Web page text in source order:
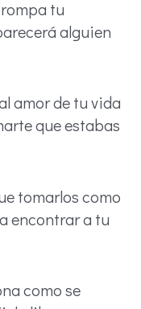
tu
alguien
amor de tu vida
que estabas
tomarlos como
encontrar a tu
como se